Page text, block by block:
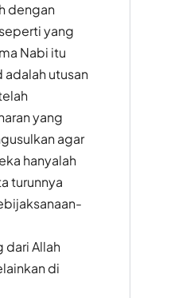
dengan
yang
Nabi itu
adalah utusan
yang
agar
hanyalah
turunnya
dari Allah
di